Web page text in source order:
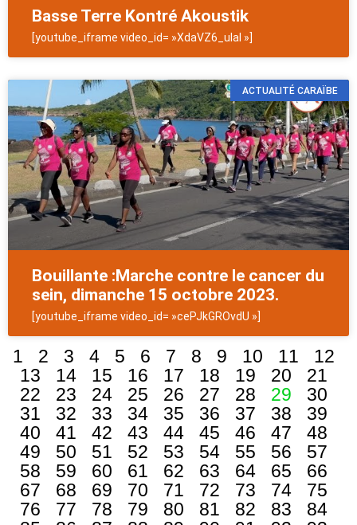
Basse Terre Kontré Akoustik
[youtube_iframe video_id= »XdaVZ6_ulaI »]
ACTUALITÉ CARAÏBE
Bouillante :Marche contre le cancer du
sein, dimanche 15 octobre 2023.
[youtube_iframe video_id= »cePJkGROvdU »]
1 2 3 4 5 6 7 8 9 10 11
12
13
14 15 16 17 18 19 20
21
22
23 24 25 26 27 28 29
30
31
32 33 34 35 36 37 38
39
40
41 42 43 44 45 46 47
48
49
50 51 52 53 54 55 56
57
58
59 60 61 62 63 64 65
66
67
68 69 70 71 72 73 74
75
76
77 78 79 80 81 82 83
84